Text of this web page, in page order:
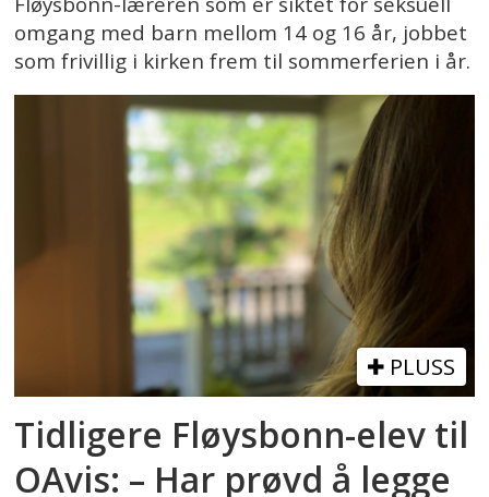
omgang med barn mellom 14 og 16 år, jobbet
som frivillig i kirken frem til sommerferien i år.
PLUSS
Tidligere Fløysbonn-elev til
OAvis: – Har prøvd å legge